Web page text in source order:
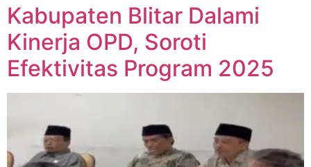
Kabupaten Blitar Dalami
Kinerja OPD, Soroti
Efektivitas Program 2025